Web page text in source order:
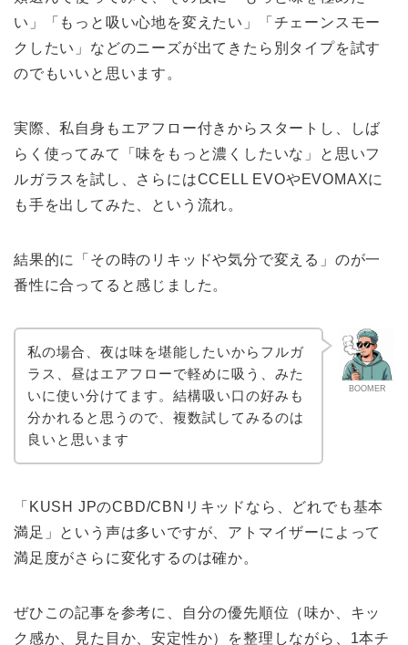
い」「もっと吸い心地を変えたい」「チェーンスモー
クしたい」などのニーズが出てきたら別タイプを試す
のでもいいと思います。
実際、私自身もエアフロー付きからスタートし、しば
らく使ってみて「味をもっと濃くしたいな」と思いフ
ルガラスを試し、さらにはCCELL EVOやEVOMAXに
も手を出してみた、という流れ。
結果的に「その時のリキッドや気分で変える」のが一
番性に合ってると感じました。
BOOMER
私の場合、夜は味を堪能したいからフルガ
ラス、昼はエアフローで軽めに吸う、みた
いに使い分けてます。結構吸い口の好みも
分かれると思うので、複数試してみるのは
良いと思います
「KUSH JPのCBD/CBNリキッドなら、どれでも基本
満足」という声は多いですが、アトマイザーによって
満足度がさらに変化するのは確か。
ぜひこの記事を参考に、自分の優先順位（味か、キッ
ク感か、見た目か、安定性か）を整理しながら、1本チ